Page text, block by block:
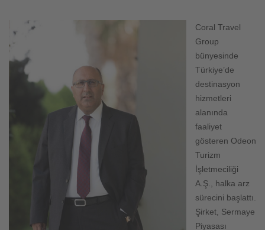
Coral Travel
Group
bünyesinde
Türkiye’de
destinasyon
hizmetleri
alanında
faaliyet
gösteren Odeon
Turizm
İşletmeciliği
A.Ş., halka arz
sürecini başlattı.
Şirket, Sermaye
Piyasası